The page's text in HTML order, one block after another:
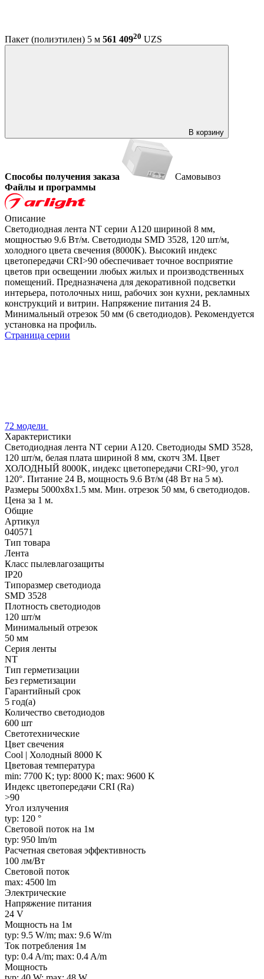
Пакет (полиэтилен) 5 м 561 40920 UZS
В корзину
Способы получения заказа
Самовывоз
Файлы и программы
Описание
Светодиодная лента NT серии A120 шириной 8 мм,
мощностью 9.6 Вт/м. Светодиоды SMD 3528, 120 шт/м,
холодного цвета свечения (8000K). Высокий индекс
цветопередачи CRI>90 обеспечивает точное восприятие
цветов при освещении любых жилых и производственных
помещений. Предназначена для декоративной подсветки
интерьера, потолочных ниш, рабочих зон кухни, рекламных
конструкций и витрин. Напряжение питания 24 В.
Минимальный отрезок 50 мм (6 светодиодов). Рекомендуется
установка на профиль.
Страница серии
72 модели
Характеристики
Светодиодная лента NT серии A120. Светодиоды SMD 3528,
120 шт/м, белая плата шириной 8 мм, скотч 3M. Цвет
ХОЛОДНЫЙ 8000K, индекс цветопередачи CRI>90, угол
120°. Питание 24 В, мощность 9.6 Вт/м (48 Вт на 5 м).
Размеры 5000x8x1.5 мм. Мин. отрезок 50 мм, 6 светодиодов.
Цена за 1 м.
Общие
Артикул
040571
Тип товара
Лента
Класс пылевлагозащиты
IP20
Типоразмер светодиода
SMD 3528
Плотность светодиодов
120 шт/м
Минимальный отрезок
50 мм
Серия ленты
NT
Тип герметизации
Без герметизации
Гарантийный срок
5 год(а)
Количество светодиодов
600 шт
Светотехнические
Цвет свечения
Cool | Холодный 8000 K
Цветовая температура
min: 7700 K; typ: 8000 K; max: 9600 K
Индекс цветопередачи CRI (Ra)
>90
Угол излучения
typ: 120 °
Световой поток на 1м
typ: 950 lm/m
Расчетная световая эффективность
100 лм/Вт
Световой поток
max: 4500 lm
Электрические
Напряжение питания
24 V
Мощность на 1м
typ: 9.5 W/m; max: 9.6 W/m
Ток потребления 1м
typ: 0.4 A/m; max: 0.4 A/m
Мощность